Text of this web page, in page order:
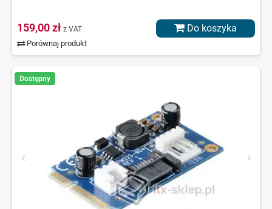
159,00 zł z VAT
Porównaj produkt
Do koszyka
Dostępny